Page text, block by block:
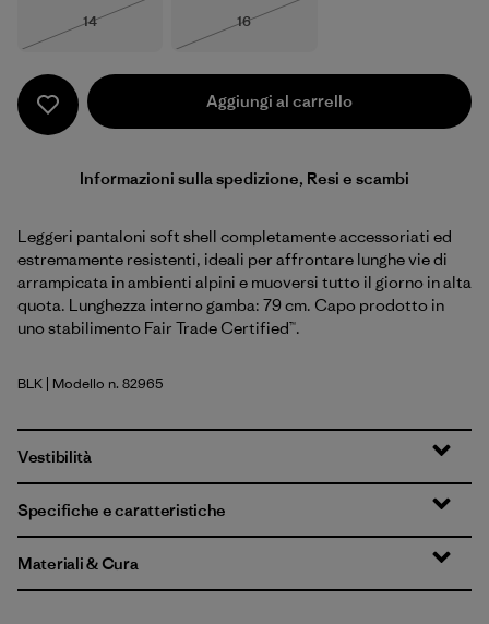
Taglia
14
Taglia
16
Aggiungi al carrello
Informazioni sulla spedizione, Resi e scambi
Leggeri pantaloni soft shell completamente accessoriati ed
estremamente resistenti, ideali per affrontare lunghe vie di
arrampicata in ambienti alpini e muoversi tutto il giorno in alta
quota. Lunghezza interno gamba: 79 cm. Capo prodotto in
uno stabilimento Fair Trade Certified™.
Black
BLK | Modello n. 82965
Vestibilità
Specifiche e caratteristiche
Materiali & Cura